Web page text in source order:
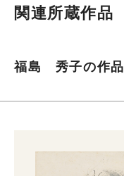
関連所蔵作品
福島 秀子の作品